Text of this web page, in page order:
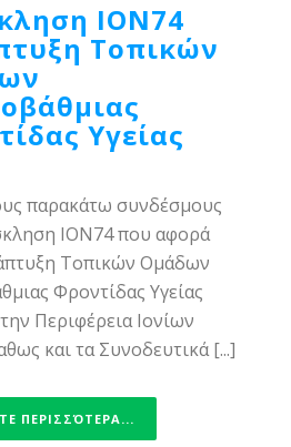
ΙΟΝ74
Τοπικών
Υγείας
παρακάτω συνδέσμους
ΙΟΝ74 που αφορά
Τοπικών Ομάδων
Φροντίδας Υγείας
Περιφέρεια Ιονίων
και τα Συνοδευτικά [...]
ΠΕΡΙΣΣΌΤΕΡΑ...